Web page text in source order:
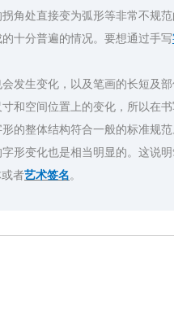
角处直接变为弧形等非常不规范
十分普遍的情况。要想通过手写
生变化，以及笔画的长短及部
空间位置上的变化，所以在
的整体结构符合一般的标准规
形变化也是相当明显的。这说
者艺术签名。